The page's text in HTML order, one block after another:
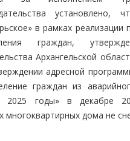
в рамках реализации
граждан,
Архангельской
адресной
граждан из
2025 годы» в декабре
дома не